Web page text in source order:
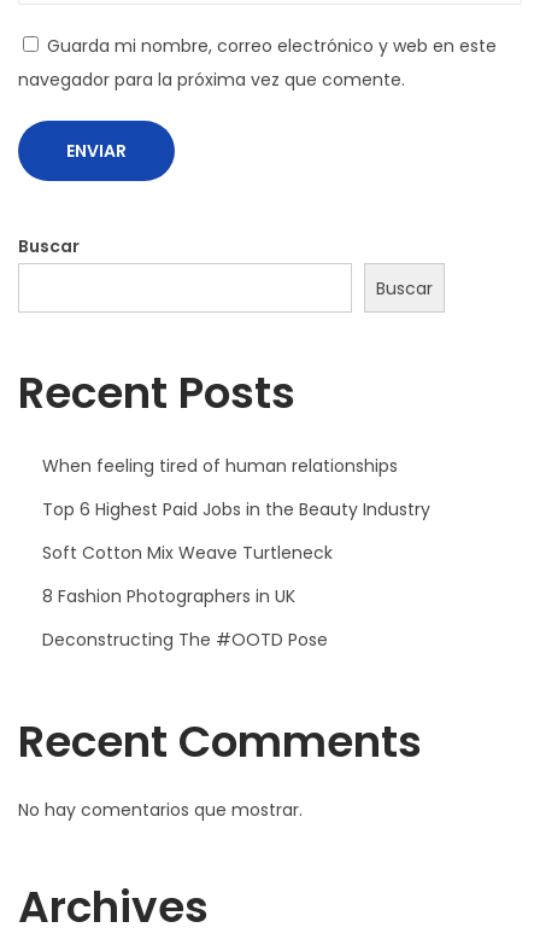
s
Guarda mi nombre, correo electrónico y web en este
navegador para la próxima vez que comente.
Buscar
Buscar
Recent Posts
When feeling tired of human relationships
Top 6 Highest Paid Jobs in the Beauty Industry
Soft Cotton Mix Weave Turtleneck
8 Fashion Photographers in UK
Deconstructing The #OOTD Pose
Recent Comments
No hay comentarios que mostrar.
Archives